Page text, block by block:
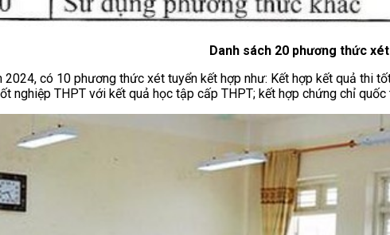
Danh sách 20 phương thức
có 10 phương thức xét tuyển kết hợp như: Kết hợp kết quả thi
nghiệp THPT với kết quả học tập cấp THPT; kết hợp chứng chỉ